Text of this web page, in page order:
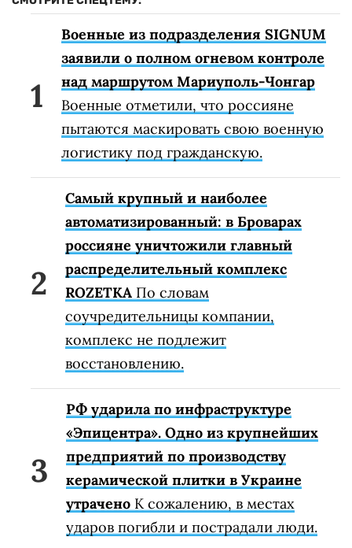
Военные из подразделения SIGNUM
заявили о полном огневом контроле
над маршрутом Мариуполь-Чонгар
Военные отметили, что россияне
пытаются маскировать свою военную
логистику под гражданскую.
Самый крупный и наиболее
автоматизированный: в Броварах
россияне уничтожили главный
распределительный комплекс
ROZETKA По словам
соучредительницы компании,
комплекс не подлежит
восстановлению.
РФ ударила по инфраструктуре
«Эпицентра». Одно из крупнейших
предприятий по производству
керамической плитки в Украине
утрачено К сожалению, в местах
ударов погибли и пострадали люди.